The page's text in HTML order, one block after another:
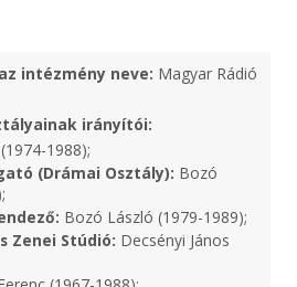
intézmény neve: Magyar Rádió
irányítói:
1988);
(Drámai Osztály): Bozó
Bozó László (1979-1989);
Zenei Stúdió: Decsényi János